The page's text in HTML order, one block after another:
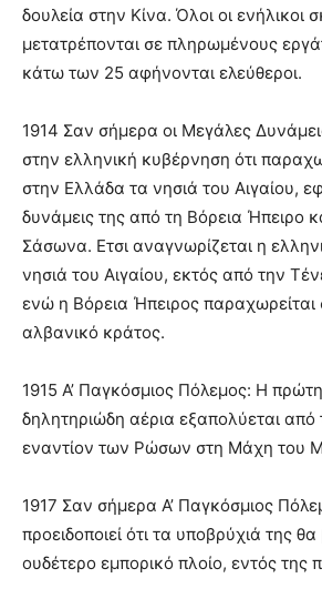
δουλεία στην Κίνα. Όλοι οι ενήλικοι
μετατρέπονται σε πληρωμένους
κάτω των 25 αφήνονται ελεύθεροι.
1914 Σαν σήμερα οι Μεγάλες
στην ελληνική κυβέρνηση ότι
στην Ελλάδα τα νησιά του Αιγαίου,
δυνάμεις της από τη Βόρεια Ήπειρο
Σάσωνα. Ετσι αναγνωρίζεται η
νησιά του Αιγαίου, εκτός από την
ενώ η Βόρεια Ήπειρος παραχωρείται
αλβανικό κράτος.
1915 Α’ Παγκόσμιος Πόλεμος: Η
δηλητηριώδη αέρια εξαπολύεται
εναντίον των Ρώσων στη Μάχη του
1917 Σαν σήμερα Α’ Παγκόσμιος
προειδοποιεί ότι τα υποβρύχιά της
ουδέτερο εμπορικό πλοίο, εντός της